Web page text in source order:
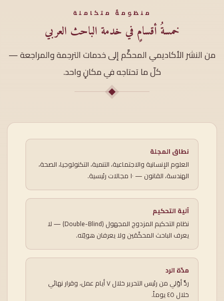
منظومةٌ متكاملة
خمسةُ أقسامٍ في خدمة الباحث العربي
من النشر الأكاديمي المحكَّم إلى خدمات الترجمة والمراجعة —
كلّ ما تحتاجه في مكانٍ واحد.
نطاق المجلة
العلوم الإنسانية والاجتماعية، التنمية، التكنولوجيا، الصحة،
الهندسة، القانون — ١٠ مجالات رئيسية.
آلية التحكيم
نظام التحكيم المزدوج المجهول (Double-Blind) — لا
يعرف الباحث المحكّمَين ولا يعرفان هويّته.
مدّة الرد
ردٌّ أوّلي من رئيس التحرير خلال ٧ أيام عمل، وقرار نهائي
خلال ٤٥ يوماً.